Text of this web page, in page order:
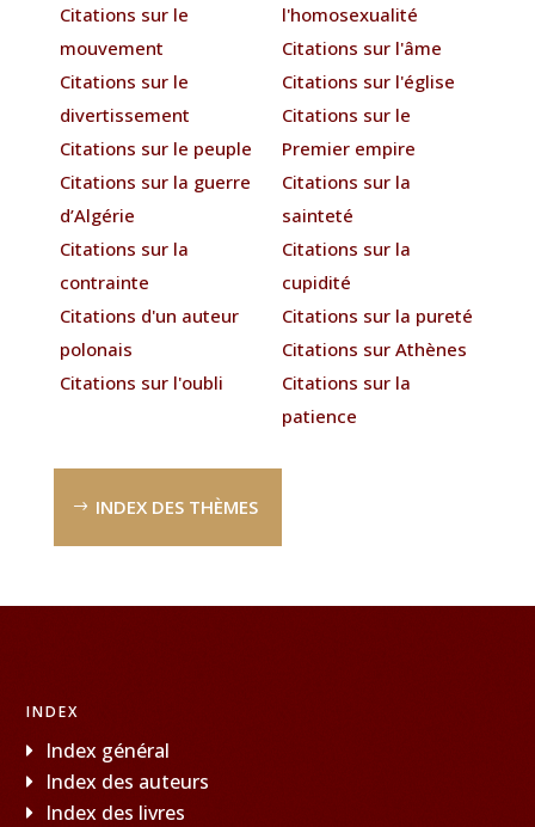
Citations sur le
mouvement
Citations sur le
divertissement
Citations sur le peuple
Citations sur la guerre
d’Algérie
Citations sur la
contrainte
Citations d'un auteur
polonais
Citations sur l'oubli
l'homosexualité
Citations sur l'âme
Citations sur l'église
Citations sur le
Premier empire
Citations sur la
sainteté
Citations sur la
cupidité
Citations sur la pureté
Citations sur Athènes
Citations sur la
patience
INDEX DES THÈMES
INDEX
Index général
Index des auteurs
Index des livres